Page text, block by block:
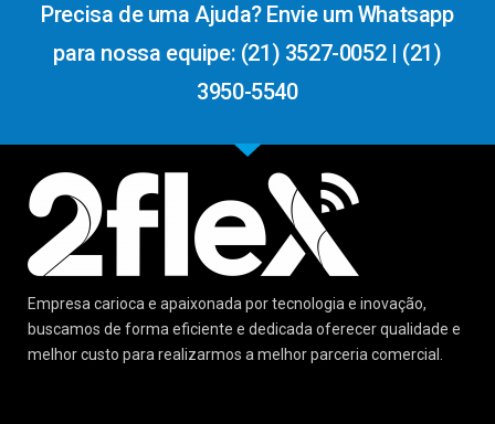
Precisa de uma Ajuda? Envie um Whatsapp
para nossa equipe: (21) 3527-0052 | (21)
3950-5540
Empresa carioca e apaixonada por tecnologia e inovação,
buscamos de forma eficiente e dedicada oferecer qualidade e
melhor custo para realizarmos a melhor parceria comercial.